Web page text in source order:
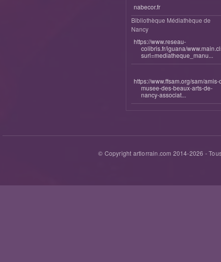
nabecor.fr
Bibliothèque Médiathèque de
Nancy
https://www.reseau-
colibris.fr/iguana/
surl=mediatheque_manu...
https://www.ffsam.org/sam/amis-
musee-des-beaux-arts-de-
nancy-associat...
© Copyright artlorrain.com 2014-2026 -